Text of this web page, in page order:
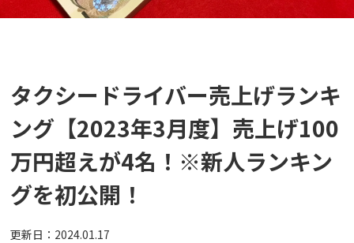
タクシードライバー売上げランキ
ング【2023年3月度】売上げ100
万円超えが4名！※新人ランキン
グを初公開！
更新日： 2024.01.17